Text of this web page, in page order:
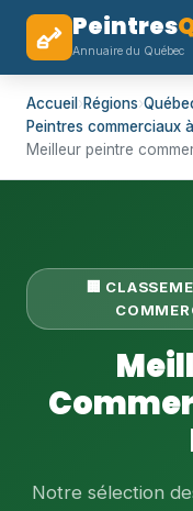
Peintres
Annuaire du Québec
Accueil ›Régions›
Peintres commerciaux
Meilleur peintre
🏢
Notre sélection